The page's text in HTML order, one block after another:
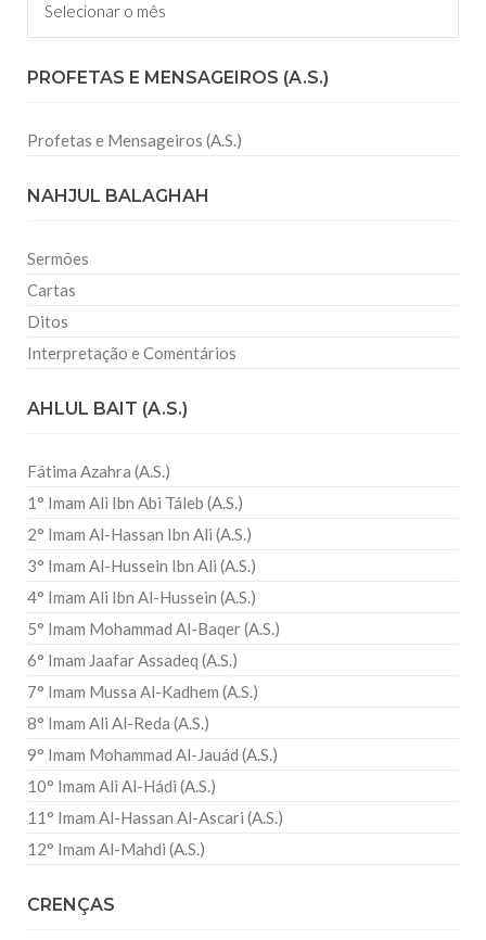
PROFETAS E MENSAGEIROS (A.S.)
Profetas e Mensageiros (A.S.)
NAHJUL BALAGHAH
Sermões
Cartas
Ditos
Interpretação e Comentários
AHLUL BAIT (A.S.)
Fátima Azahra (A.S.)
1° Imam Ali Ibn Abi Táleb (A.S.)
2° Imam Al-Hassan Ibn Ali (A.S.)
3° Imam Al-Hussein Ibn Ali (A.S.)
4° Imam Ali Ibn Al-Hussein (A.S.)
5° Imam Mohammad Al-Baqer (A.S.)
6° Imam Jaafar Assadeq (A.S.)
7° Imam Mussa Al-Kadhem (A.S.)
8° Imam Ali Al-Reda (A.S.)
9° Imam Mohammad Al-Jauád (A.S.)
10° Imam Ali Al-Hádi (A.S.)
11° Imam Al-Hassan Al-Ascari (A.S.)
12° Imam Al-Mahdi (A.S.)
CRENÇAS